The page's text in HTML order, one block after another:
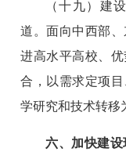
（十九）建
道。面向中西部
进高水平高校、
合，以需求定项
学研究和技术转移
六、加快建设